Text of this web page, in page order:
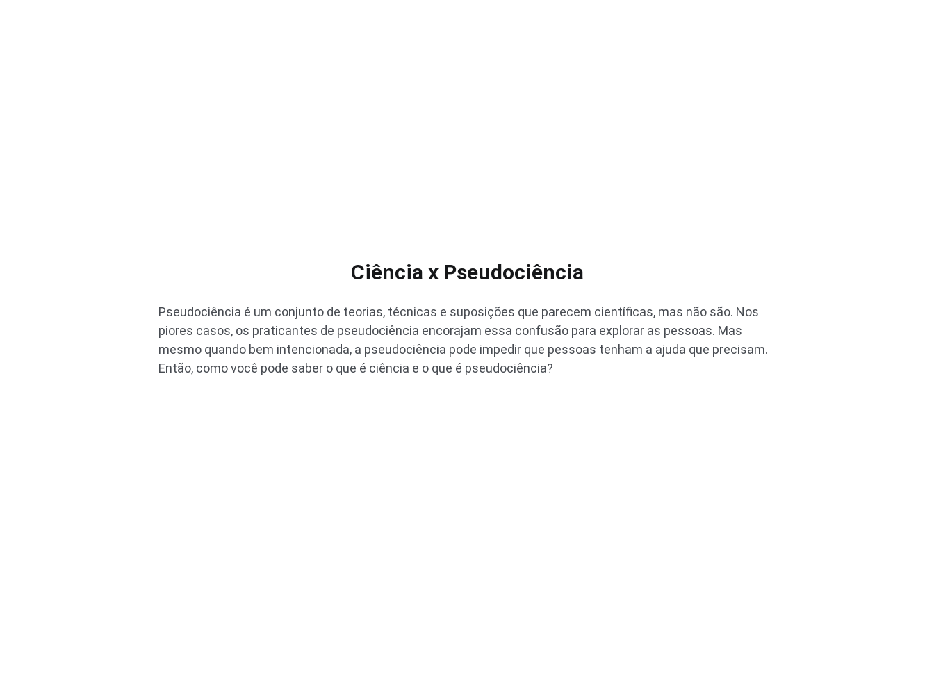
Ciência x Pseudociência
Pseudociência é um conjunto de teorias, técnicas e suposições que parecem científicas, mas não são. Nos
piores casos, os praticantes de pseudociência encorajam essa confusão para explorar as pessoas. Mas
mesmo quando bem intencionada, a pseudociência pode impedir que pessoas tenham a ajuda que precisam.
Então, como você pode saber o que é ciência e o que é pseudociência?